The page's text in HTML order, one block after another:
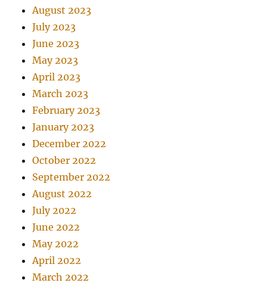
August 2023
July 2023
June 2023
May 2023
April 2023
March 2023
February 2023
January 2023
December 2022
October 2022
September 2022
August 2022
July 2022
June 2022
May 2022
April 2022
March 2022